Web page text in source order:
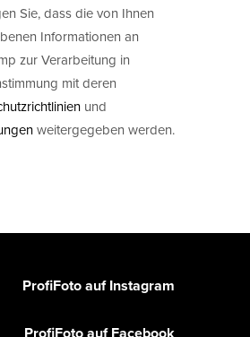
Sie, dass die von Ihnen
Informationen an
zur Verarbeitung in
mit deren
und
weitergegeben werden.
ProfiFoto auf Instagram